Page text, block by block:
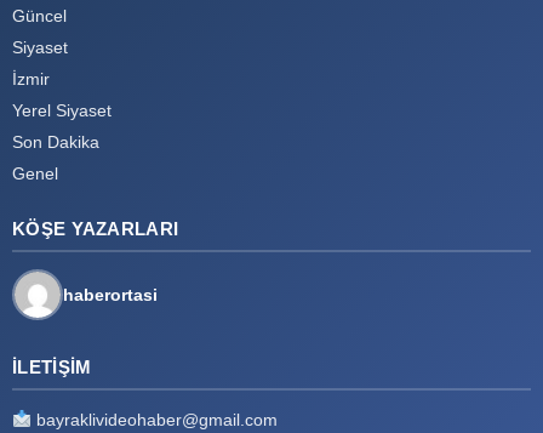
Güncel
Siyaset
İzmir
Yerel Siyaset
Son Dakika
Genel
KÖŞE YAZARLARI
haberortasi
İLETIŞIM
bayraklivideohaber@gmail.com